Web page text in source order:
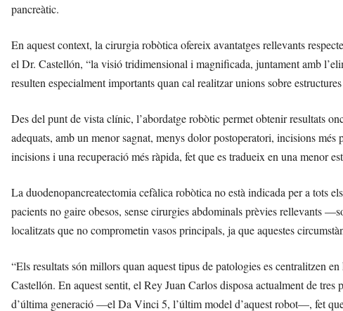
pancreàtic.
En aquest context, la cirurgia robòtica ofereix avantatges rellevants
el Dr. Castellón, “la visió tridimensional i magnificada, juntament amb
resulten especialment importants quan cal realitzar unions sobre
Des del punt de vista clínic, l’abordatge robòtic permet obtenir resultats
adequats, amb un menor sagnat, menys dolor postoperatori, incisions més
incisions i una recuperació més ràpida, fet que es tradueix en una menor
La duodenopancreatectomia cefàlica robòtica no està indicada per a tots
pacients no gaire obesos, sense cirurgies abdominals prèvies rellevants
localitzats que no comprometin vasos principals, ja que aquestes
“Els resultats són millors quan aquest tipus de patologies es centralitzen
Castellón. En aquest sentit, el Rey Juan Carlos disposa actualment de
d’última generació —el Da Vinci 5, l’últim model d’aquest robot—, fet